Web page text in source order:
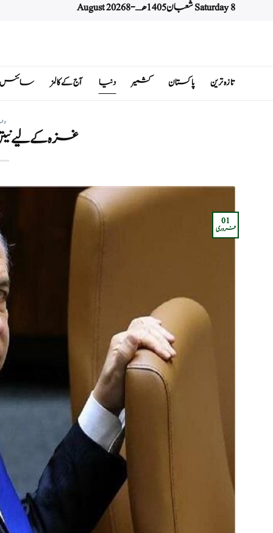
Saturday 8 شعبان 1405 هـ - 8 August 2026
تازہ ترین پاکستان کشمیر دنیا آج کے کالمز سائنس
غزہ کے لیے
01
فروری